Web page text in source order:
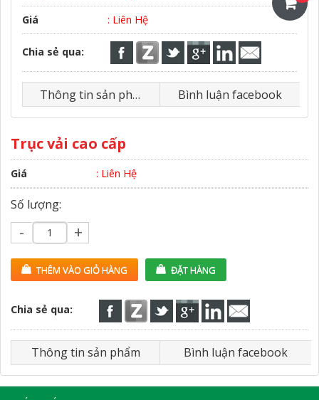
Giá : Liên Hệ
Chia sẻ qua:
Thông tin sản phẩm Bình luận facebook
Trục vải cao cấp
Giá : Liên Hệ
Số lượng:
- +
THÊM VÀO GIỎ HÀNG ĐẶT HÀNG
Chia sẻ qua:
Thông tin sản phẩm Bình luận facebook